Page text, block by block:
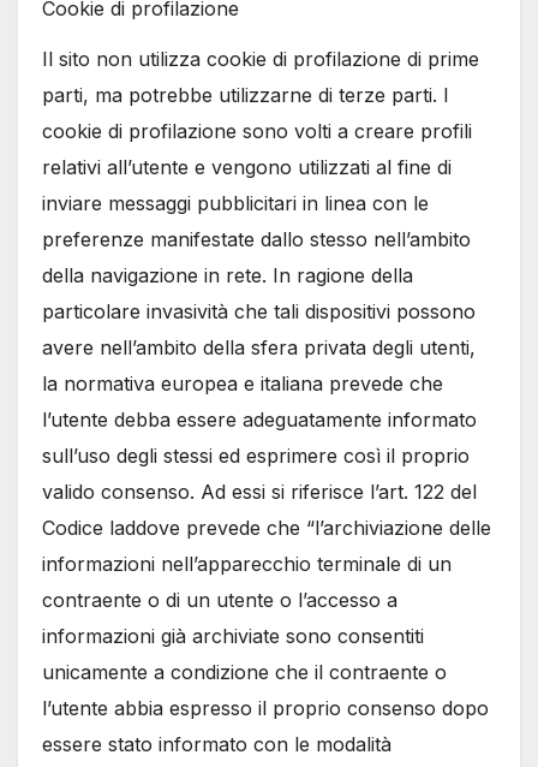
Cookie di profilazione
Il sito non utilizza cookie di profilazione di prime
parti, ma potrebbe utilizzarne di terze parti. I
cookie di profilazione sono volti a creare profili
relativi all’utente e vengono utilizzati al fine di
inviare messaggi pubblicitari in linea con le
preferenze manifestate dallo stesso nell’ambito
della navigazione in rete. In ragione della
particolare invasività che tali dispositivi possono
avere nell’ambito della sfera privata degli utenti,
la normativa europea e italiana prevede che
l’utente debba essere adeguatamente informato
sull’uso degli stessi ed esprimere così il proprio
valido consenso. Ad essi si riferisce l’art. 122 del
Codice laddove prevede che “l’archiviazione delle
informazioni nell’apparecchio terminale di un
contraente o di un utente o l’accesso a
informazioni già archiviate sono consentiti
unicamente a condizione che il contraente o
l’utente abbia espresso il proprio consenso dopo
essere stato informato con le modalità